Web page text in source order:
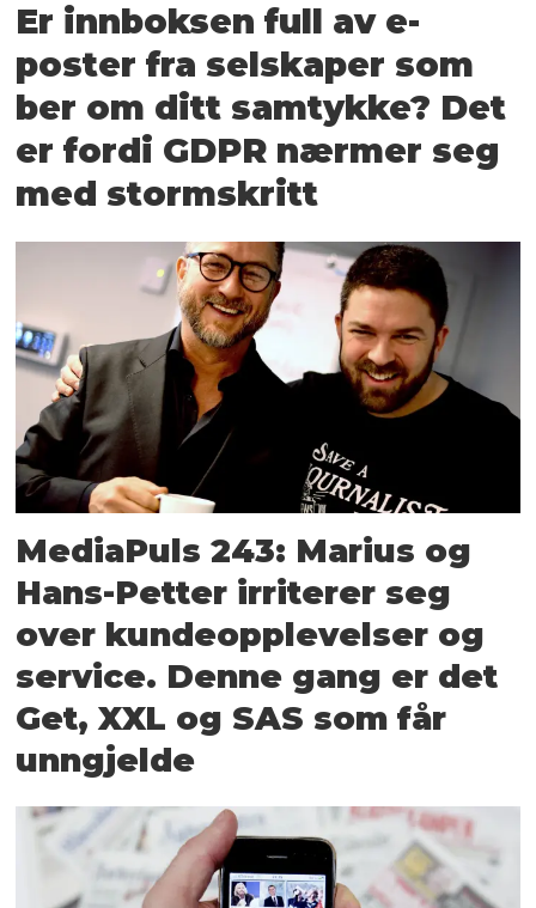
Er innboksen full av e-
poster fra selskaper som
ber om ditt samtykke? Det
er fordi GDPR nærmer seg
med stormskritt
MediaPuls 243: Marius og
Hans-Petter irriterer seg
over kunde­opplevelser og
service. Denne gang er det
Get, XXL og SAS som får
unngjelde